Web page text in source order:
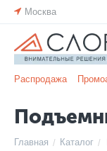
Москва
Распродажа
Главная / Каталог /